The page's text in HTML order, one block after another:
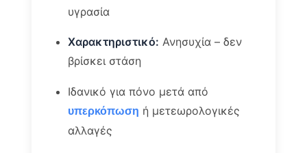
υγρασία
Χαρακτηριστικό: Ανησυχία – δεν
βρίσκει στάση
Ιδανικό για πόνο μετά από
υπερκόπωση ή μετεωρολογικές
αλλαγές